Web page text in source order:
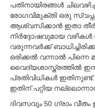
പതിനായിരങ്ങള്‍
രോഗവിമുക്തി ഒരു
ആശ്വസിക്കാന്‍ ഇതാ
നിര്‍ദ്ദോഷവുമായ
വരുന്നവര്‍ക്ക്
ഒരിക്കല്‍ വന്നാല്‍
വൈദ്യശാസ്ത്രത്തില്‍
പ്രതിവിധികള്‍
ഇതിന് പറ്റിയ
ദിവസവും 50 ഗ്രാം